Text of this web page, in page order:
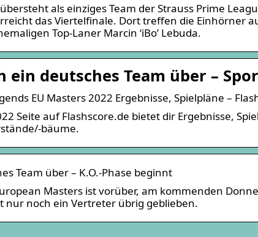
als einziges Team der Strauss Prime
das Viertelfinale. Dort treffen die Einhörner
Top-Laner Marcin ‘iBo’ Lebuda.
ein deutsches Team über –
EU Masters 2022 Ergebnisse, Spielpläne –
Seite auf Flashscore.de bietet dir Ergebnisse,
bäume.
Team über – K.O.-Phase beginnt
Masters ist vorüber, am kommenden
nur noch ein Vertreter übrig geblieben.